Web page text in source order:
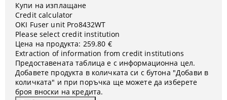
Купи на изплащане
Credit calculator
OKI Fuser unit Pro8432WT
Please select credit institution
Цена на продукта: 259.80 €
Extraction of information from credit institutions
Предоставената таблица е с информационна цел.
Добавете продукта в количката си с бутона "Добави в
количката" и при поръчка ще можете да изберете
броя вноски на кредита.